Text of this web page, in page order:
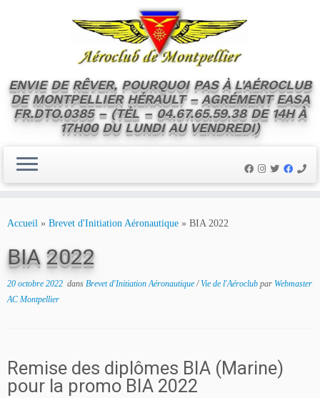
ENVIE DE RÊVER, POURQUOI PAS À L'AÉROCLUB
DE MONTPELLIER HÉRAULT – AGRÉMENT EASA
FR.DTO.0385 – (TÉL – 04.67.65.59.38 DE 14H À
17H00 DU LUNDI AU VENDREDI)
Accueil » Brevet d'Initiation Aéronautique » BIA 2022
BIA 2022
20 octobre 2022 dans Brevet d'Initiation Aéronautique/Vie de l'Aéroclub par Webmaster
AC Montpellier
Remise des diplômes BIA (Marine)
pour la promo BIA 2022